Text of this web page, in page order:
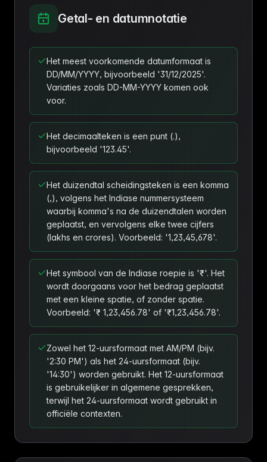
Getal- en datumnotatie
Het meest voorkomende datumformaat is
DD/MM/YYYY, bijvoorbeeld '31/12/2025'.
Variaties zoals DD-MM-YYYY komen ook
voor.
Het decimaalteken is een punt (.),
bijvoorbeeld '123.45'.
Het duizendtal scheidingsteken is een komma
(,), volgens het Indiase nummersysteem
waarbij komma's na de duizendtalen worden
geplaatst, en vervolgens elke twee cijfers
(lakhs en crores). Voorbeeld: '1,23,45,678'.
Het symbool van de Indiase roepie is '₹'. Het
wordt doorgaans voor het bedrag geplaatst
met een kleine spatie, of zonder spatie.
Voorbeeld: '₹ 1,23,456.78' of '₹1,23,456.78'.
Zowel het 12-uursformaat met AM/PM (bijv.
'2:30 PM') als het 24-uursformaat (bijv.
'14:30') worden gebruikt. Het 12-uursformaat
is gebruikelijker in algemene gesprekken,
terwijl het 24-uursformaat wordt gebruikt in
officiële contexten.